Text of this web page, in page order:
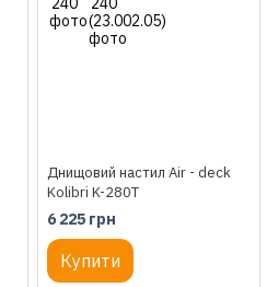
Днищовий настил Air - deck
Kolibri K-280Т
6 225 грн
Купити